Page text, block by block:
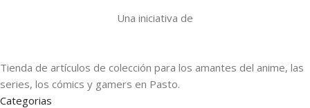
Una iniciativa de
Tienda de artículos de colección para los amantes del anime, las
series, los cómics y gamers en Pasto.
Categorias